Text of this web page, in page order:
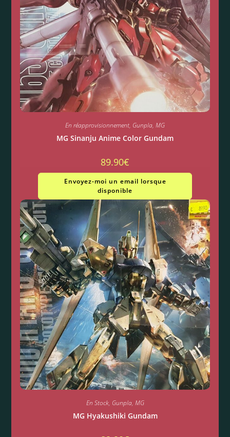
En réapprovisionnement, Gunpla, MG
MG Sinanju Anime Color Gundam
89.90€
Envoyez-moi un email lorsque
disponible
En Stock, Gunpla, MG
MG Hyakushiki Gundam